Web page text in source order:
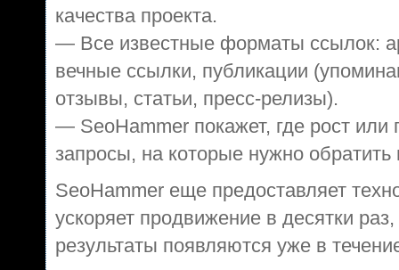
качества проекта.
— Все известные форматы ссылок:
вечные ссылки, публикации
отзывы, статьи, пресс-релизы).
— SeoHammer покажет, где рост или
запросы, на которые нужно
SeoHammer еще предоставляет
ускоряет продвижение в десятки
результаты появляются уже в